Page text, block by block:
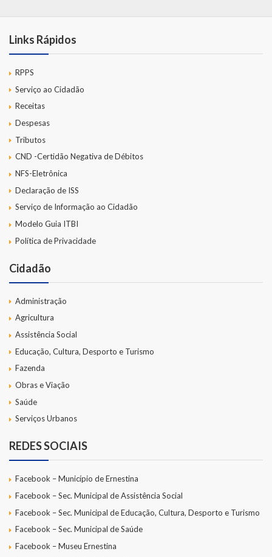
Links Rápidos
RPPS
Serviço ao Cidadão
Receitas
Despesas
Tributos
CND -Certidão Negativa de Débitos
NFS-Eletrônica
Declaração de ISS
Serviço de Informação ao Cidadão
Modelo Guia ITBI
Política de Privacidade
Cidadão
Administração
Agricultura
Assistência Social
Educação, Cultura, Desporto e Turismo
Fazenda
Obras e Viação
Saúde
Serviços Urbanos
REDES SOCIAIS
Facebook – Município de Ernestina
Facebook – Sec. Municipal de Assistência Social
Facebook – Sec. Municipal de Educação, Cultura, Desporto e Turismo
Facebook – Sec. Municipal de Saúde
Facebook – Museu Ernestina